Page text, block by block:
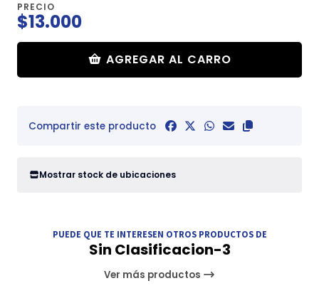
PRECIO
$13.000
AGREGAR AL CARRO
Compartir este producto
Mostrar stock de ubicaciones
PUEDE QUE TE INTERESEN OTROS PRODUCTOS DE
Sin Clasificacion-3
Ver más productos